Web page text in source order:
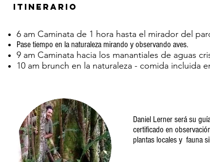
Itinerario
6 am Caminata de 1 hora hasta el mirador del
Pase tiempo en la naturaleza mirando y observando aves.
9 am Caminata hacia los manantiales de aguas
10 am brunch en la naturaleza - comida incluida
Daniel Lerner será su
certificado en
plantas locales y fauna